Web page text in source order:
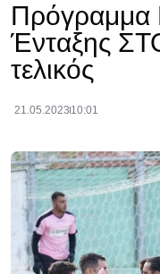
Πρόγραμμα
Ένταξης
τελικός
21.05.2023 10:01